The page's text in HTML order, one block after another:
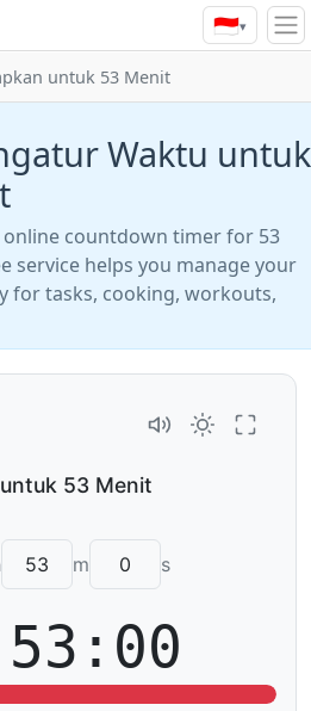
🇮🇩▾
untuk 53 Menit
Waktu untuk
online countdown timer for 53
service helps you manage your
for tasks, cooking, workouts,
m s